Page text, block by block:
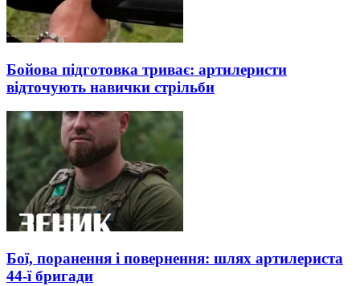
Бойова підготовка триває: артилеристи
відточують навички стрільби
Бої, поранення і повернення: шлях артилериста
44-ї бригади